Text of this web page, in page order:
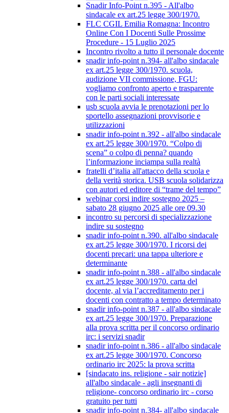
Snadir Info-Point n.395 - All'albo
sindacale ex art.25 legge 300/1970.
FLC CGIL Emilia Romagna: Incontro
Online Con I Docenti Sulle Prossime
Procedure - 15 Luglio 2025
Incontro rivolto a tutto il personale docente
snadir info-point n.394- all'albo sindacale
ex art.25 legge 300/1970. scuola,
audizione VII commissione, FGU:
vogliamo confronto aperto e trasparente
con le parti sociali interessate
usb scuola avvia le prenotazioni per lo
sportello assegnazioni provvisorie e
utilizzazioni
snadir info-point n.392 - all'albo sindacale
ex art.25 legge 300/1970. “Colpo di
scena” o colpo di penna? quando
l’informazione inciampa sulla realtà
fratelli d’italia all'attacco della scuola e
della verità storica. USB scuola solidarizza
con autori ed editore di “trame del tempo”
webinar corsi indire sostegno 2025 –
sabato 28 giugno 2025 alle ore 09.30
incontro su percorsi di specializzazione
indire su sostegno
snadir info-point n.390. all'albo sindacale
ex art.25 legge 300/1970. I ricorsi dei
docenti precari: una tappa ulteriore e
determinante
snadir info-point n.388 - all'albo sindacale
ex art.25 legge 300/1970. carta del
docente, al via l’accreditamento per i
docenti con contratto a tempo determinato
snadir info-point n.387 - all'albo sindacale
ex art.25 legge 300/1970. Preparazione
alla prova scritta per il concorso ordinario
irc: i servizi snadir
snadir info-point n.386 - all'albo sindacale
ex art.25 legge 300/1970. Concorso
ordinario irc 2025: la prova scritta
[sindacato ins. religione - sair notizie]
all'albo sindacale - agli insegnanti di
religione- concorso ordinario irc - corso
gratuito per tutti
snadir info-point n.384- all'albo sindacale